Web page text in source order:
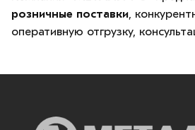
розничные поставки,
оперативную отгрузку,